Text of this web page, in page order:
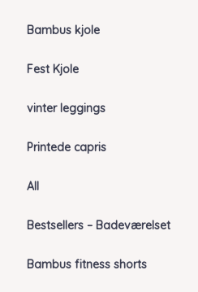
Bambus kjole
Fest Kjole
vinter leggings
Printede capris
All
Bestsellers – Badeværelset
Bambus fitness shorts